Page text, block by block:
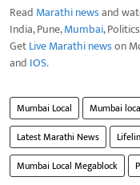
Read Marathi newsand
India, Pune,Mumbai,
GetLive Marathi newson
and IOS.
Mumbai Local Mumbai
Latest Marathi News
Mumbai Local Megablock